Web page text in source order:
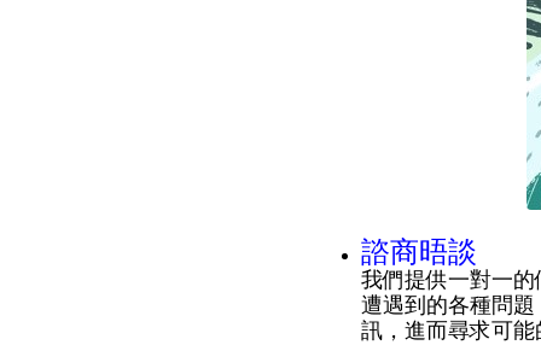
諮商晤談
我們提供一對一
遭遇到的各種問
訊，進而尋求可